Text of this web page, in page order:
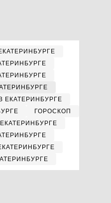
ЕКАТЕРИНБУРГЕ
ГОРОСКОП